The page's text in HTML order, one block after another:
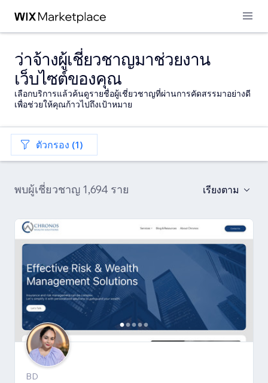
ว่าจ้างผู้เชี่ยวชาญมาช่วยงาน
เว็บไซต์ของคุณ
เลือกบริการแล้วค้นดูรายชื่อผู้เชี่ยวชาญที่ผ่านการคัดสรรมาอย่างดี
เพื่อช่วยให้คุณก้าวไปถึงเป้าหมาย
ตัวกรอง (1)
พบผู้เชี่ยวชาญ 1,694 ราย เรียงตาม
BD